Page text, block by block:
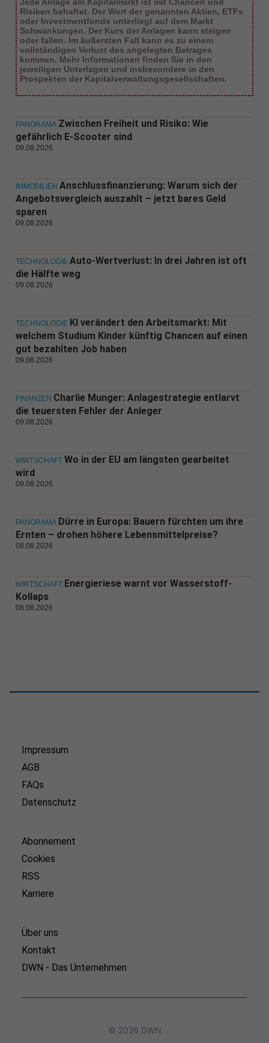
Jede Anlage am Kapitalmarkt ist mit Chancen und
Risiken behaftet. Der Wert der genannten Aktien, ETFs
oder Investmentfonds unterliegt auf dem Markt
Schwankungen. Der Kurs der Anlagen kann steigen
oder fallen. Im äußersten Fall kann es zu einem
vollständigen Verlust des angelegten Betrages
kommen. Mehr Informationen finden Sie in den
jeweiligen Unterlagen und insbesondere in den
Prospekten der Kapitalverwaltungsgesellschaften.
PANORAMA Zwischen Freiheit und Risiko: Wie
gefährlich E-Scooter sind
09.08.2026
IMMOBILIEN Anschlussfinanzierung: Warum sich der
Angebotsvergleich auszahlt – jetzt bares Geld
sparen
09.08.2026
TECHNOLOGIE Auto-Wertverlust: In drei Jahren ist oft
die Hälfte weg
09.08.2026
TECHNOLOGIE KI verändert den Arbeitsmarkt: Mit
welchem Studium Kinder künftig Chancen auf einen
gut bezahlten Job haben
09.08.2026
FINANZEN Charlie Munger: Anlagestrategie entlarvt
die teuersten Fehler der Anleger
09.08.2026
WIRTSCHAFT Wo in der EU am längsten gearbeitet
wird
09.08.2026
PANORAMA Dürre in Europa: Bauern fürchten um ihre
Ernten – drohen höhere Lebensmittelpreise?
08.08.2026
WIRTSCHAFT Energieriese warnt vor Wasserstoff-
Kollaps
08.08.2026
Impressum
AGB
FAQs
Datenschutz
Abonnement
Cookies
RSS
Karriere
Über uns
Kontakt
DWN - Das Unternehmen
© 2026 DWN